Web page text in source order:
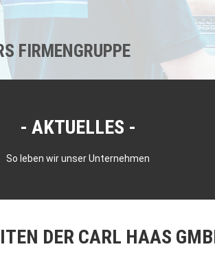
FIRMENGRUPPE
AKTUELLES
So leben wir unser Unternehmen
DER CARL HAAS